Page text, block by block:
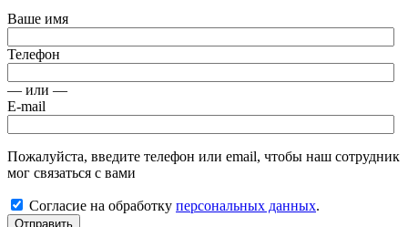
Ваше имя
Телефон
— или —
E-mail
Пожалуйста, введите телефон или email, чтобы наш сотрудник
мог связаться с вами
Согласие на обработку персональных данных.
Отправить